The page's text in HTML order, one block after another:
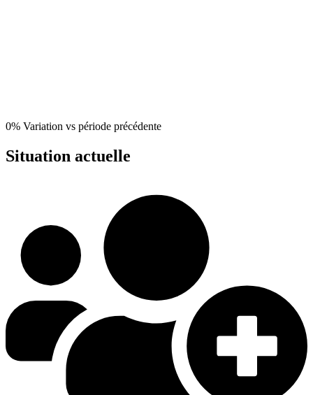
0% Variation vs période précédente
Situation actuelle